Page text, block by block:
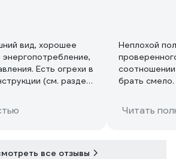
вид, хорошее
Есть огрехи в
(см. раздел
Неплохой
брать смело.
Читать
все отзывы